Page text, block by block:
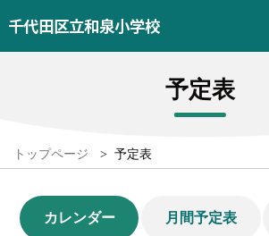
千代田区立和泉小学校
予定表
トップページ > 予定表
カレンダー 月間予定表